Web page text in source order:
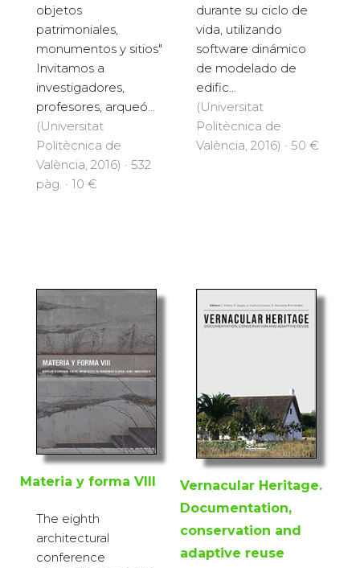
objetos
patrimoniales,
monumentos y sitios"
Invitamos a
investigadores,
profesores, arqueó...
(Universitat
Politècnica de
València, 2016) · 532
pàg. · 10 €
durante su ciclo de
vida, utilizando
software dinámico
de modelado de
edific...
(Universitat
Politècnica de
València, 2016) · 50 €
Materia y forma VIII
The eighth
architectural
conference
Vernacular Heritage.
Documentation,
conservation and
adaptive reuse